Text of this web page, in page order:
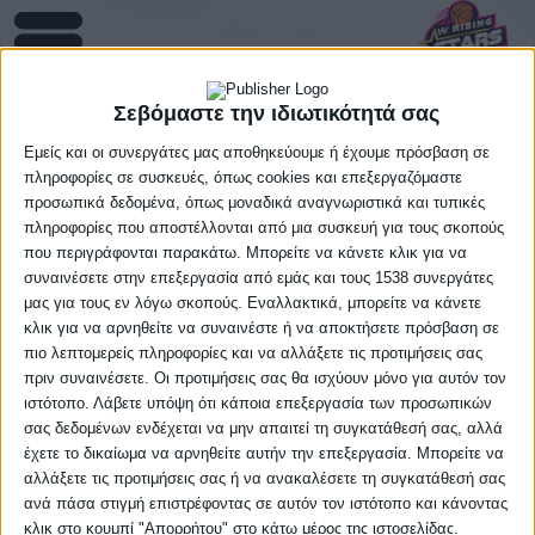
Σεβόμαστε την ιδιωτικότητά σας
Εμείς και οι συνεργάτες μας αποθηκεύουμε ή έχουμε πρόσβαση σε
πληροφορίες σε συσκευές, όπως cookies και επεξεργαζόμαστε
προσωπικά δεδομένα, όπως μοναδικά αναγνωριστικά και τυπικές
πληροφορίες που αποστέλλονται από μια συσκευή για τους σκοπούς
που περιγράφονται παρακάτω. Μπορείτε να κάνετε κλικ για να
συναινέσετε στην επεξεργασία από εμάς και τους 1538 συνεργάτες
μας για τους εν λόγω σκοπούς. Εναλλακτικά, μπορείτε να κάνετε
κλικ για να αρνηθείτε να συναινέστε ή να αποκτήσετε πρόσβαση σε
πιο λεπτομερείς πληροφορίες και να αλλάξετε τις προτιμήσεις σας
πριν συναινέσετε. Οι προτιμήσεις σας θα ισχύουν μόνο για αυτόν τον
ιστότοπο. Λάβετε υπόψη ότι κάποια επεξεργασία των προσωπικών
σας δεδομένων ενδέχεται να μην απαιτεί τη συγκατάθεσή σας, αλλά
έχετε το δικαίωμα να αρνηθείτε αυτήν την επεξεργασία. Μπορείτε να
αλλάξετε τις προτιμήσεις σας ή να ανακαλέσετε τη συγκατάθεσή σας
ανά πάσα στιγμή επιστρέφοντας σε αυτόν τον ιστότοπο και κάνοντας
κλικ στο κουμπί "Απορρήτου" στο κάτω μέρος της ιστοσελίδας.
Κρόνος Αγ. Δημητρίου
# Ονοματεπώνυμο ΗμΓεν Ύψος Θέση
1 ΚΟΥΤΡΑΚΟΥ ΙΩΑΝΝΑ 23/12/10 1,67 G
2 ΠΕΡΝΤΡΕΤΣΑ ΣΤΑΥΡΟΥΛΑ 14/06/08 1,78 F